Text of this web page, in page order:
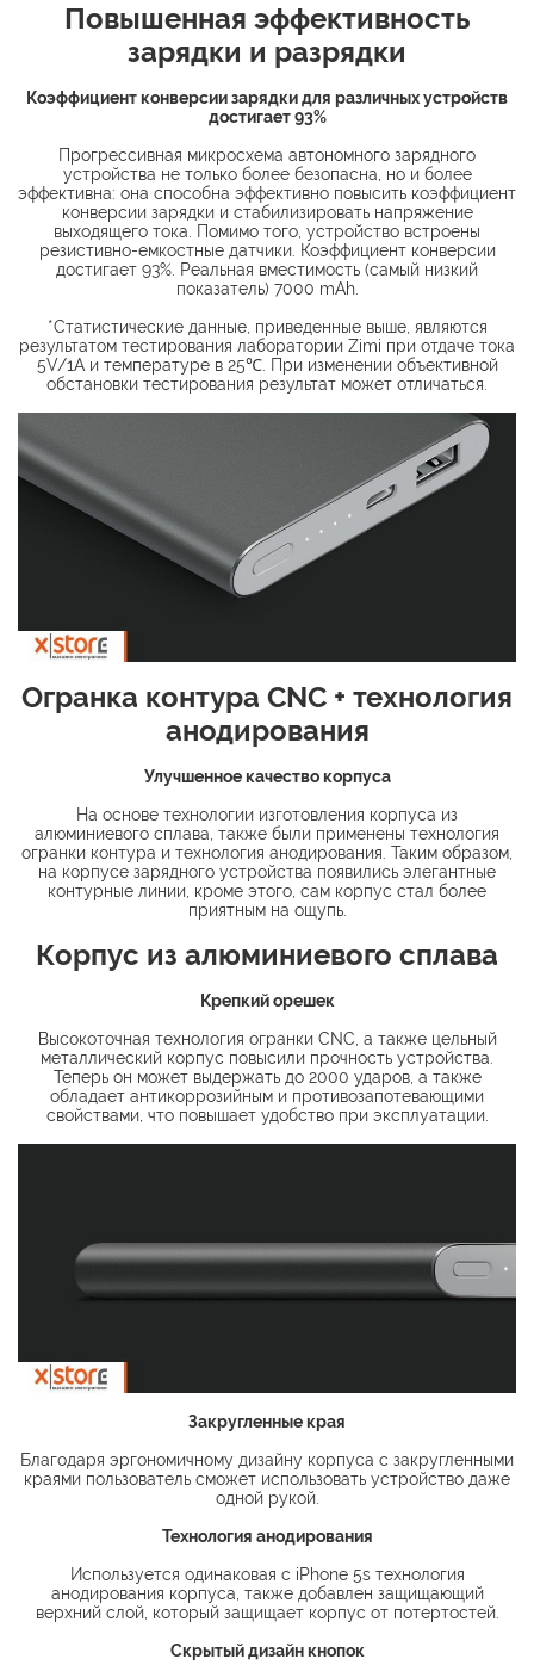
Повышенная эффективность
зарядки и разрядки
Коэффициент конверсии зарядки для различных устройств
достигает 93%
Прогрессивная микросхема автономного зарядного
устройства не только более безопасна, но и более
эффективна: она способна эффективно повысить коэффициент
конверсии зарядки и стабилизировать напряжение
выходящего тока. Помимо того, устройство встроены
резистивно-емкостные датчики. Коэффициент конверсии
достигает 93%. Реальная вместимость (самый низкий
показатель) 7000 mAh.
*Статистические данные, приведенные выше, являются
результатом тестирования лаборатории Zimi при отдаче тока
5V/1A и температуре в 25℃. При изменении объективной
обстановки тестирования результат может отличаться.
Огранка контура CNC + технология
анодирования
Улучшенное качество корпуса
На основе технологии изготовления корпуса из
алюминиевого сплава, также были применены технология
огранки контура и технология анодирования. Таким образом,
на корпусе зарядного устройства появились элегантные
контурные линии, кроме этого, сам корпус стал более
приятным на ощупь.
Корпус из алюминиевого сплава
Крепкий орешек
Высокоточная технология огранки CNC, а также цельный
металлический корпус повысили прочность устройства.
Теперь он может выдержать до 2000 ударов, а также
обладает антикоррозийным и противозапотевающими
свойствами, что повышает удобство при эксплуатации.
Закругленные края
Благодаря эргономичному дизайну корпуса с закругленными
краями пользователь сможет использовать устройство даже
одной рукой.
Технология анодирования
Используется одинаковая с iPhone 5s технология
анодирования корпуса, также добавлен защищающий
верхний слой, который защищает корпус от потертостей.
Скрытый дизайн кнопок